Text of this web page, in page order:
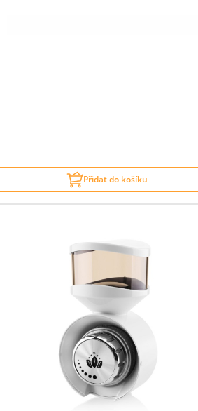
Přidat do košíku